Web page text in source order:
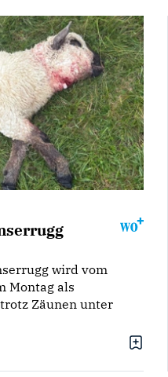
wird vom
Montag als
Zäunen unter